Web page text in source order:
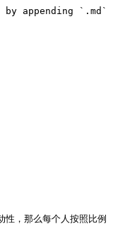
appending `.md`
，那么每个人按照比例